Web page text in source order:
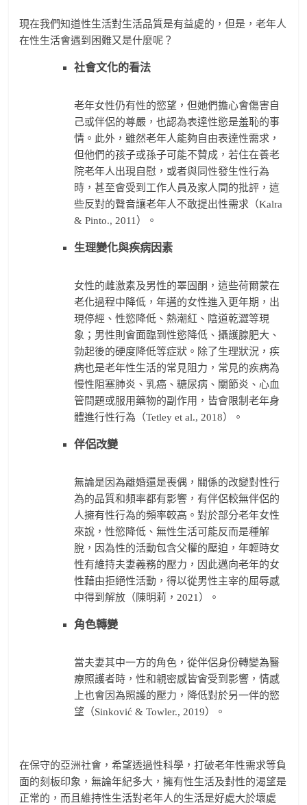
現在我們知道性生活對生活品質是有益處的，但是，老年人
在性生活會遇到困難又是什麼呢？
社會文化的看法
老年女性仍有性的慾望，但她們擔心會傷害自
己或伴侶的尊嚴，也認為表達性慾是羞恥的事
情。此外，雖然老年人能夠自由表達性需求，
但他們的孩子或孫子可能不贊成，若住在養老
院老年人出現自慰，或者與同性發生性行為
時，甚至會受到工作人員及家人間的批評，這
些反對的聲音讓老年人不敢提出性需求（Kalra
& Pinto., 2011）。
生理變化與疾病因素
女性的雌激素及男性的睪固酮，這些荷爾蒙在
老化過程中降低，年邁的女性進入更年期，出
現停經、性慾降低、熱潮紅、陰道乾澀等現
象；男性則會面臨到性慾降低、攝護腺肥大、
勃起後的硬度降低等症狀。除了生理狀況，疾
病也是老年性生活的常見阻力，常見的疾病為
慢性阻塞肺炎、乳癌、糖尿病、關節炎、心血
管問題或服用藥物的副作用，皆會限制老年身
體進行性行為（Tetley et al., 2018）。
伴侶改變
無論是因為離婚還是喪偶，關係的改變對性行
為的品質和頻率都有影響，有伴侶較無伴侶的
人擁有性行為的頻率較高。對於部分老年女性
來說，性慾降低、無性生活可能反而是種解
脫，因為性的活動包含父權的壓迫，年輕時女
性有維持夫妻義務的壓力，因此邁向老年的女
性藉由拒絕性活動，得以從男性主宰的屈辱感
中得到解放（陳明莉，2021）。
角色轉變
當夫妻其中一方的⾓⾊，從伴侶身份轉變為醫
療照護者時，性和親密感皆會受到影響，情感
上也會因為照護的壓力，降低對於另一伴的慾
望（Sinković & Towler., 2019）。
在保守的亞洲社會，希望透過性科學，打破老年性需求等負
面的刻板印象，無論年紀多大，擁有性生活及對性的渴望是
正常的，而且維持性生活對老年人的生活是好處大於壞處